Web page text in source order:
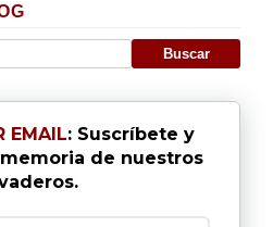
EMAIL: Suscríbete y
de nuestros